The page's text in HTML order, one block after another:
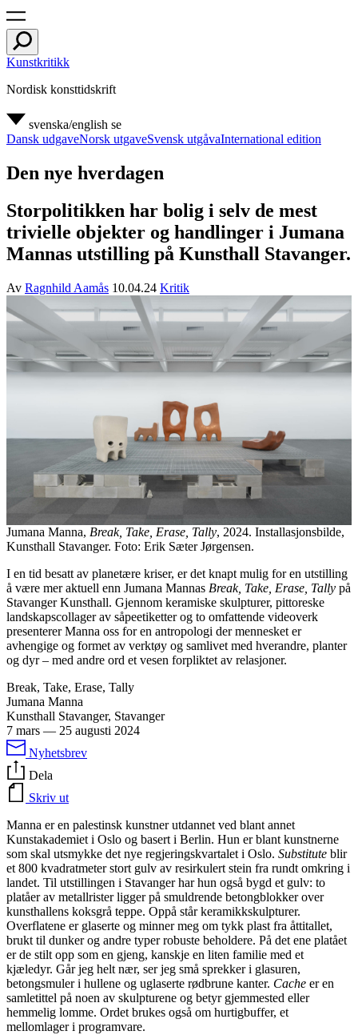
Kunstkritikk
Nordisk konsttidskrift
svenska/english se
Dansk udgaveNorsk utgaveSvensk utgåvaInternational edition
Den nye hverdagen
Storpolitikken har bolig i selv de mest
trivielle objekter og handlinger i Jumana
Mannas utstilling på Kunsthall Stavanger.
Av Ragnhild Aamås 10.04.24 Kritik
Jumana Manna, Break, Take, Erase, Tally, 2024. Installasjonsbilde,
Kunsthall Stavanger. Foto: Erik Sæter Jørgensen.
I en tid besatt av planetære kriser, er det knapt mulig for en utstilling
å være mer aktuell enn Jumana Mannas Break, Take, Erase, Tally på
Stavanger Kunsthall. Gjennom keramiske skulpturer, pittoreske
landskapscollager av såpeetiketter og to omfattende videoverk
presenterer Manna oss for en antropologi der mennesket er
avhengige og formet av verktøy og samlivet med hverandre, planter
og dyr – med andre ord et vesen forpliktet av relasjoner.
Break, Take, Erase, Tally
Jumana Manna
Kunsthall Stavanger, Stavanger
7 mars — 25 augusti 2024
Nyhetsbrev
Dela
Skriv ut
Manna er en palestinsk kunstner utdannet ved blant annet
Kunstakademiet i Oslo og basert i Berlin. Hun er blant kunstnerne
som skal utsmykke det nye regjeringskvartalet i Oslo. Substitute blir
et 800 kvadratmeter stort gulv av resirkulert stein fra rundt omkring i
landet. Til utstillingen i Stavanger har hun også bygd et gulv: to
platåer av metallrister ligger på smuldrende betongblokker over
kunsthallens koksgrå teppe. Oppå står keramikkskulpturer.
Overflatene er glaserte og minner meg om tykk plast fra åttitallet,
brukt til dunker og andre typer robuste beholdere. På det ene platået
er de stilt opp som en gjeng, kanskje en liten familie med et
kjæledyr. Går jeg helt nær, ser jeg små sprekker i glasuren,
betongsmuler i hullene og uglaserte rødbrune kanter. Cache er en
samletittel på noen av skulpturene og betyr gjemmested eller
hemmelig lomme. Ordet brukes også om hurtigbuffer, et
mellomlager i programvare.